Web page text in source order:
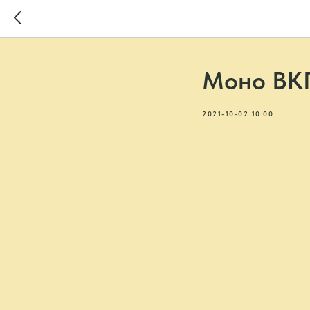
Моно
2021-10-02 10:00